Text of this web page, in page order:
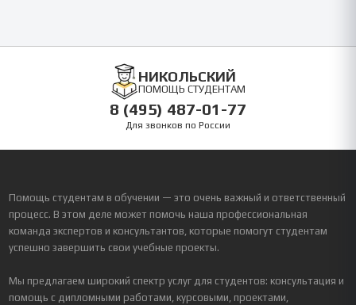
НИКОЛЬСКИЙ
ПОМОЩЬ СТУДЕНТАМ
8 (495) 487-01-77
Для звонков по России
Помощь студентам в обучении — это очень важный и ответственный
процесс. В этом деле может помочь наша профессиональная
команда экспертов и консультантов, которые помогут студентам
успешно завершить свои учебные проекты.
Мы предлагаем широкий спектр услуг для студентов: консультация и
помощь с дипломными работами, курсовыми, проектами,